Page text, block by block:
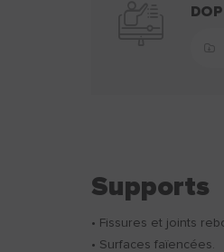
DOP
Supports
• Fissures et joints
• Surfaces faïencées.